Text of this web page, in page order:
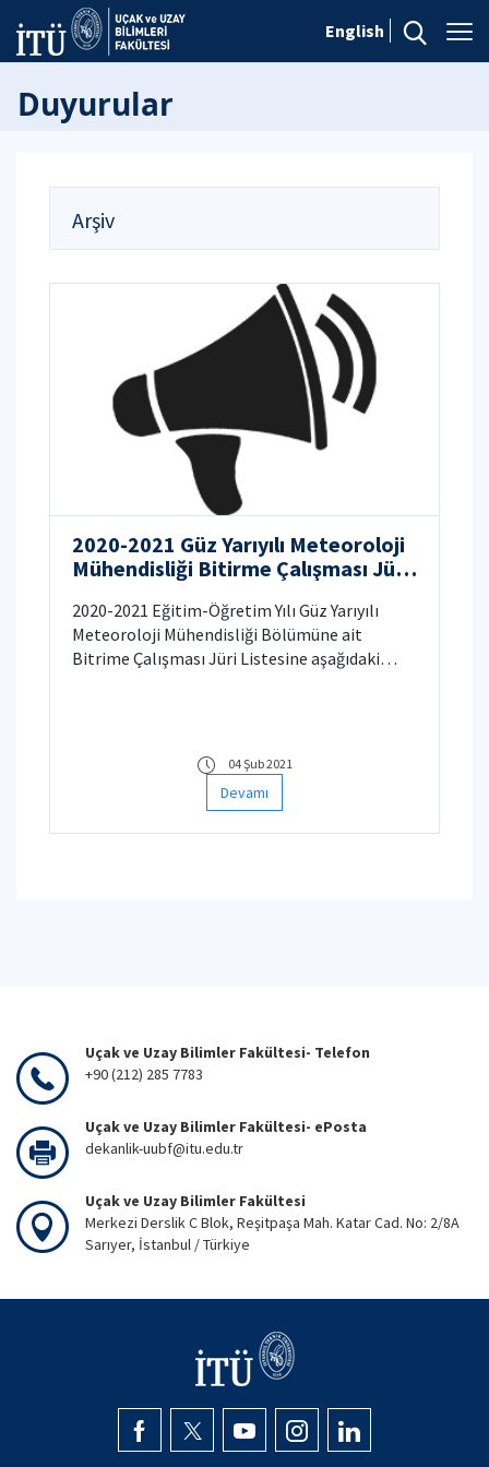
English
Duyurular
Arşiv
2020-2021 Güz Yarıyılı Meteoroloji
Mühendisliği Bitirme Çalışması Jüri
2020-2021 Eğitim-Öğretim Yılı Güz Yarıyılı
Meteoroloji Mühendisliği Bölümüne ait
Bitrime Çalışması Jüri Listesine aşağıdaki
04 Şub 2021
Devamı
Uçak ve Uzay Bilimler Fakültesi- Telefon
+90 (212) 285 7783
Uçak ve Uzay Bilimler Fakültesi- ePosta
dekanlik-uubf@itu.edu.tr
Uçak ve Uzay Bilimler Fakültesi
Merkezi Derslik C Blok, Reşitpaşa Mah. Katar Cad. No: 2/8A
Sarıyer, İstanbul / Türkiye